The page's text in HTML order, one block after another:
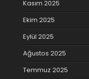
Kasım 2025
Ekim 2025
Eylül 2025
Ağustos 2025
Temmuz 2025